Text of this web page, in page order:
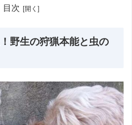
目次
野生の狩猟本能と虫の